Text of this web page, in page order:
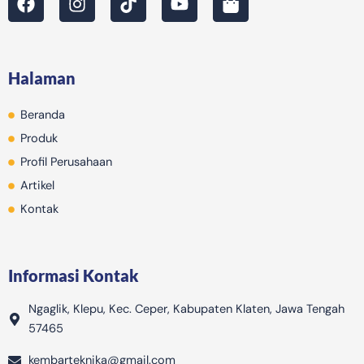
a
c
b
o
k
n
s
i
k
o
u
h
o
Halaman
Beranda
Produk
Profil Perusahaan
Artikel
Kontak
Informasi Kontak
Ngaglik, Klepu, Kec. Ceper, Kabupaten Klaten, Jawa Tengah
57465
kembarteknika@gmail.com